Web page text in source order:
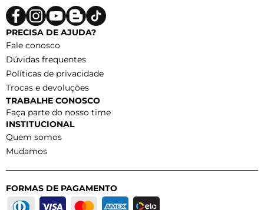
PRECISA DE AJUDA?
Fale conosco
Dúvidas frequentes
Políticas de privacidade
Trocas e devoluções
TRABALHE CONOSCO
Faça parte do nosso time
INSTITUCIONAL
Quem somos
Mudamos
FORMAS DE PAGAMENTO